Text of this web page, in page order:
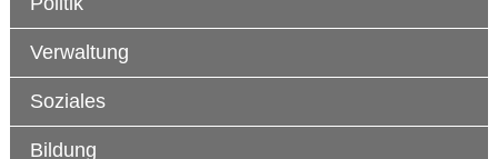
Verwaltung
Soziales
Bildung